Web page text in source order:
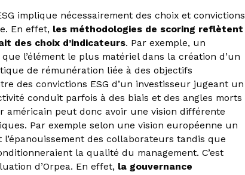
implique nécessairement des choix et convictions
En effet, les méthodologies de scoring reflètent
des choix d’indicateurs. Par exemple, un
l’élément le plus matériel dans la création d’un
de rémunération liée à des objectifs
des convictions ESG d’un investisseur jugeant un
conduit parfois à des biais et des angles morts
américain peut donc avoir une vision différente
Par exemple selon une vision européenne un
des collaborateurs tandis que
la qualité du management. C’est
d’Orpea. En effet, la gouvernance